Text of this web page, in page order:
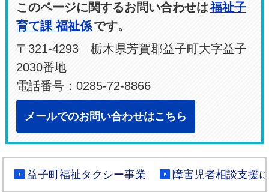
このページに関するお問い合わせは福祉子
育て課 福祉係です。
〒321-4293 栃木県芳賀郡益子町大字益子
2030番地
電話番号：0285-72-8866
メールでのお問い合わせはこちら
益子町福祉タクシー事業 障害児者相談支援